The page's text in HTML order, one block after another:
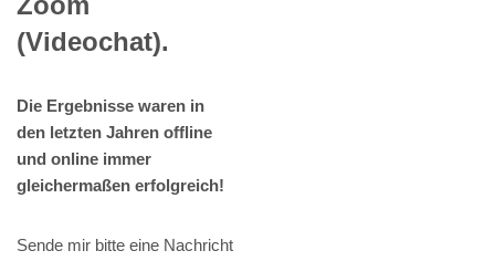
(Videochat).
Die Ergebnisse waren in
den letzten Jahren offline
und online immer
gleichermaßen erfolgreich!
Sende mir bitte eine Nachricht